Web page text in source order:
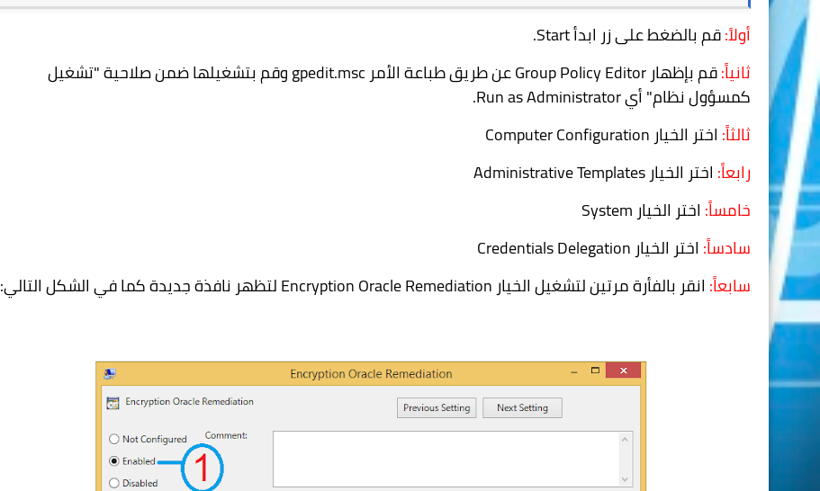
أولاً:قم بالضغط على زر ابدأStart
.
ثانياً:قم بإظهار Group Policy Editorعن طريق طباعة الأمر gpedit.mscوقم بتشغيلها ضمن صلاحية "تشغيل
كمسؤول نظام" أيRun as Administrator
.
ثالثاً: اختر الخيار Computer Configuration
رابعاً: اختر الخيار Administrative Templates
خامساً: اختر الخيار System
سادساً: اختر الخيار Credentials Delegation
سابعاً: انقر بالفأرة مرتين لتشغيل الخيار Encryption Oracle Remediationلتظهر نافذة جديدة كما في الشكل التالي: